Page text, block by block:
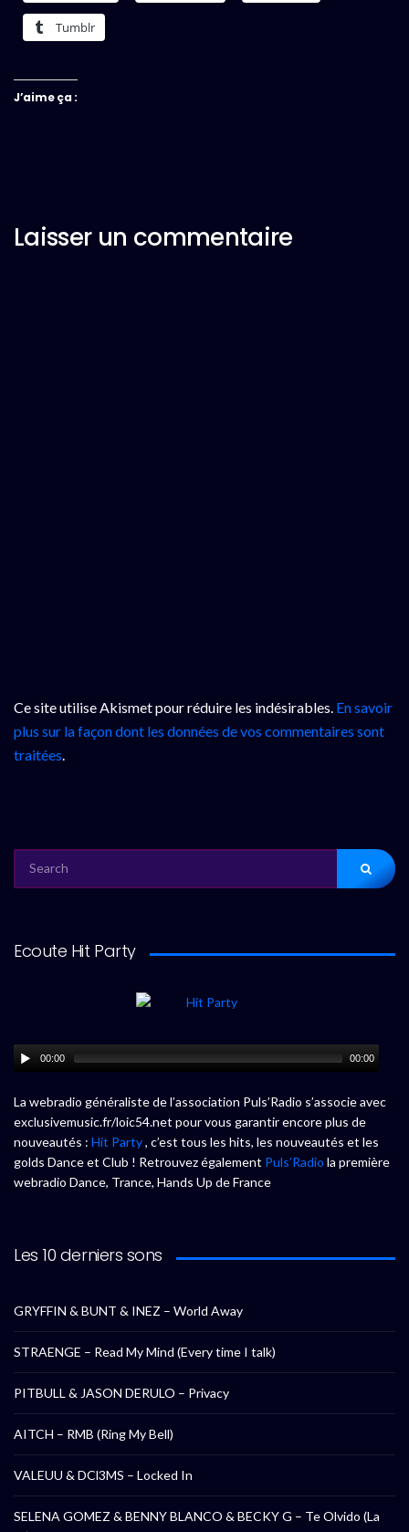
Tumblr
J’aime ça :
Laisser un commentaire
Ce site utilise Akismet pour réduire les indésirables. En savoir
plus sur la façon dont les données de vos commentaires sont
traitées.
FOR:
Ecoute Hit Party
00:00 00:00
La webradio généraliste de l’association Puls’Radio s’associe avec
exclusivemusic.fr/loic54.net pour vous garantir encore plus de
nouveautés : Hit Party, c’est tous les hits, les nouveautés et les
golds Dance et Club ! Retrouvez également Puls’Radio la première
webradio Dance, Trance, Hands Up de France
Les 10 derniers sons
GRYFFIN & BUNT & INEZ – World Away
STRAENGE – Read My Mind (Every time I talk)
PITBULL & JASON DERULO – Privacy
AITCH – RMB (Ring My Bell)
VALEUU & DCl3MS – Locked In
SELENA GOMEZ & BENNY BLANCO & BECKY G – Te Olvido (La